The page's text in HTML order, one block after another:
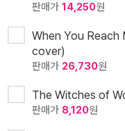
판매가 14,250원
When You Reach
cover)
판매가 26,730원
The Witches of
판매가 8,120원